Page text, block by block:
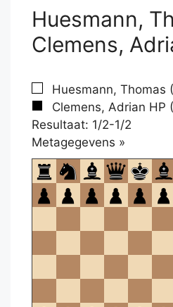
Huesmann,
Clemens,
Huesmann, Thomas
Clemens, Adrian HP
Resultaat: 1/2-1/2
Metagegevens »
om
te
openen.